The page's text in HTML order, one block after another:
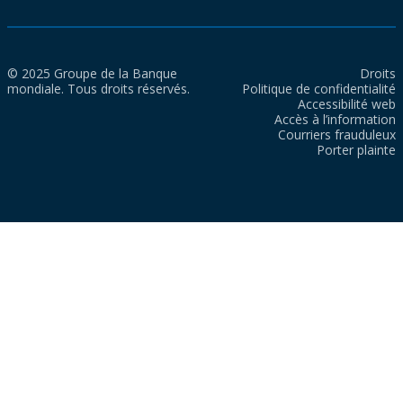
© 2025 Groupe de la Banque
mondiale. Tous droits réservés.
Droits
Politique de confidentialité
Accessibilité web
Accès à l’information
Courriers frauduleux
Porter plainte